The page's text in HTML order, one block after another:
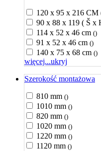
120 x 95 x 216
90 x 88 x 119 ( Š x
114 x 52 x 46 cm ()
91 x 52 x 46 cm ()
140 x 75 x 68 cm ()
więcej...ukryj
Szerokość montażowa
810 mm ()
1010 mm ()
820 mm ()
1020 mm ()
1220 mm ()
1120 mm ()